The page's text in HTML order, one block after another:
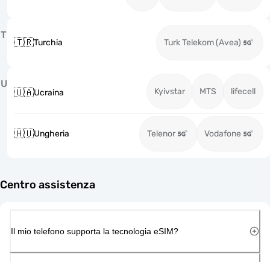
T
🇹🇷Turchia Turk Telekom (Avea)
U
🇺🇦Ucraina Kyivstar MTS lifecell
🇭🇺Ungheria Telenor Vodafone
Centro assistenza
Il mio telefono supporta la tecnologia eSIM?